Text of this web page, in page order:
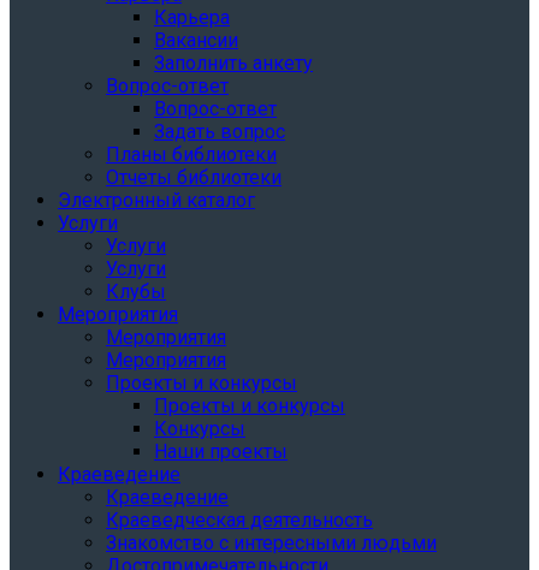
Карьера
Вакансии
Заполнить анкету
Вопрос-ответ
Вопрос-ответ
Задать вопрос
Планы библиотеки
Отчеты библиотеки
Электронный каталог
Услуги
Услуги
Услуги
Клубы
Мероприятия
Мероприятия
Мероприятия
Проекты и конкурсы
Проекты и конкурсы
Конкурсы
Наши проекты
Краеведение
Краеведение
Краеведческая деятельность
Знакомство с интересными людьми